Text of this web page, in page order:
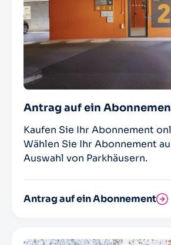
Antrag auf ein
Kaufen Sie Ihr Abonnement
Wählen Sie Ihr Abonnement
Auswahl von Parkhäusern.
Antrag auf ein Abonnement